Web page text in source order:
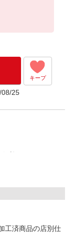
キープ
08/25
工済商品の店別仕